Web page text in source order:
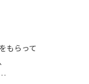
もらって